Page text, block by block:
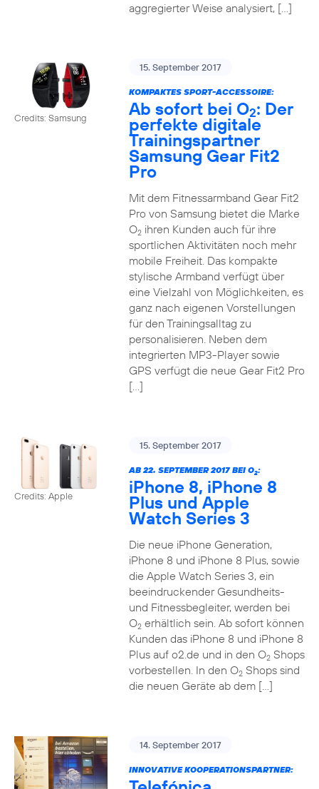
aggregierter Weise analysiert, […]
Credits: Samsung
15. September 2017
KOMPAKTES SPORT-ACCESSOIRE:
Ab sofort bei O2: Der
perfekte digitale
Trainingspartner
Samsung Gear Fit2
Pro
Mit dem Fitnessarmband Gear Fit2
Pro von Samsung bietet die Marke
O2ihren Kunden auch für ihre
sportlichen Aktivitäten noch mehr
mobile Freiheit. Das kompakte
stylische Armband verfügt über
eine Vielzahl von Möglichkeiten, es
ganz nach eigenen Vorstellungen
für den Trainingsalltag zu
personalisieren. Neben dem
integrierten MP3-Player sowie
GPS verfügt die neue Gear Fit2 Pro
[…]
Credits: Apple
15. September 2017
AB 22. SEPTEMBER 2017 BEI O2:
iPhone 8, iPhone 8
Plus und Apple
Watch Series 3
Die neue iPhone Generation,
iPhone 8 und iPhone 8 Plus, sowie
die Apple Watch Series 3, ein
beeindruckender Gesundheits-
und Fitnessbegleiter, werden bei
O2erhältlich sein. Ab sofort können
Kunden das iPhone 8 und iPhone 8
Plus auf o2.de und in den O2Shops
vorbestellen. In den O2Shops sind
die neuen Geräte ab dem […]
14. September 2017
INNOVATIVE KOOPERATIONSPARTNER: